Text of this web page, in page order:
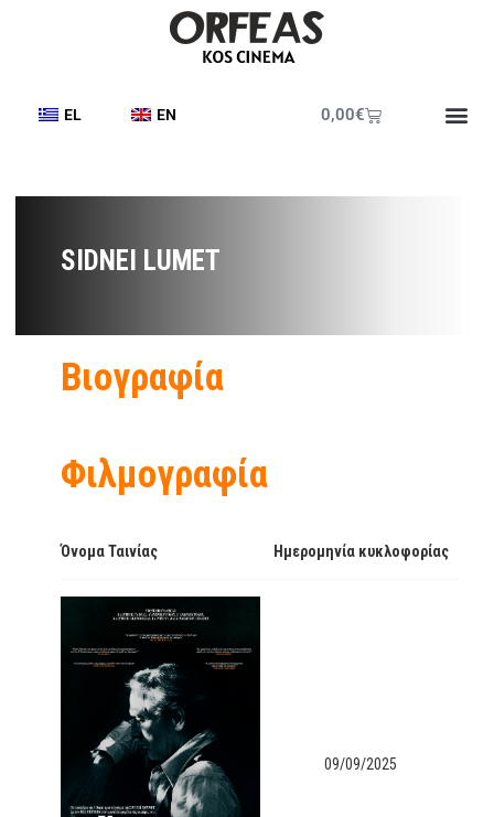
EL EN 0,00€
SIDNEI LUMET
Βιογραφία
Φιλμογραφία
Όνομα Ταινίας Ημερομηνία κυκλοφορίας
09/09/2025